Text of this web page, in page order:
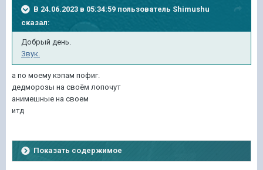
В 24.06.2023 в 05:34:59 пользователь Shimushu
сказал:
Добрый день.
Звук.
а по моему кэпам пофиг.
дедморозы на своём лопочут
анимешные на своем
итд
Показать содержимое